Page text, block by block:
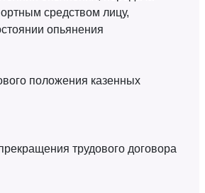
средством лицу,
опьянения
положения казенных
трудового договора